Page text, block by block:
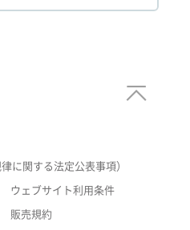
に関する法定公表事項）
ウェブサイト利用条件
販売規約